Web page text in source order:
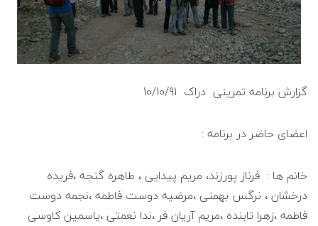
گزارش برنامه تمرینی دراک 10/10/91
اعضای حاضر در برنامه :
خانم ها : فرناز پورزند، مریم پیدایی ، طاهره گنجه ،فریده
درخشان ، نرگس بهمنی ،مرضیه دوست فاطمه ،نجمه دوست
فاطمه ،زهرا تابنده ،مریم آریان فر ،ندا نعمتی ،یاسمین کاوسی